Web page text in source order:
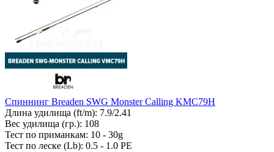
Спиннинг Breaden SWG Monster Calling KMC79H
Длина удилища (ft/m): 7.9/2.41
Вес удилища (гр.): 108
Тест по приманкам: 10 - 30g
Тест по леске (Lb): 0.5 - 1.0 PE